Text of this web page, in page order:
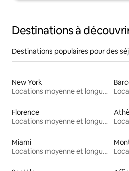
Destinations à
Destinations populaires pour des
New York
Locations moyenne et longue durée
Florence
Locations moyenne et longue durée
Miami
Locations moyenne et longue durée